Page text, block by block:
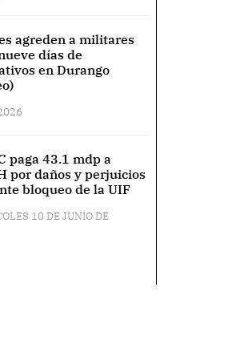
agreden a militares
días de
en Durango
paga 43.1 mdp a
por daños y perjuicios
bloqueo de la UIF
10 DE JUNIO DE